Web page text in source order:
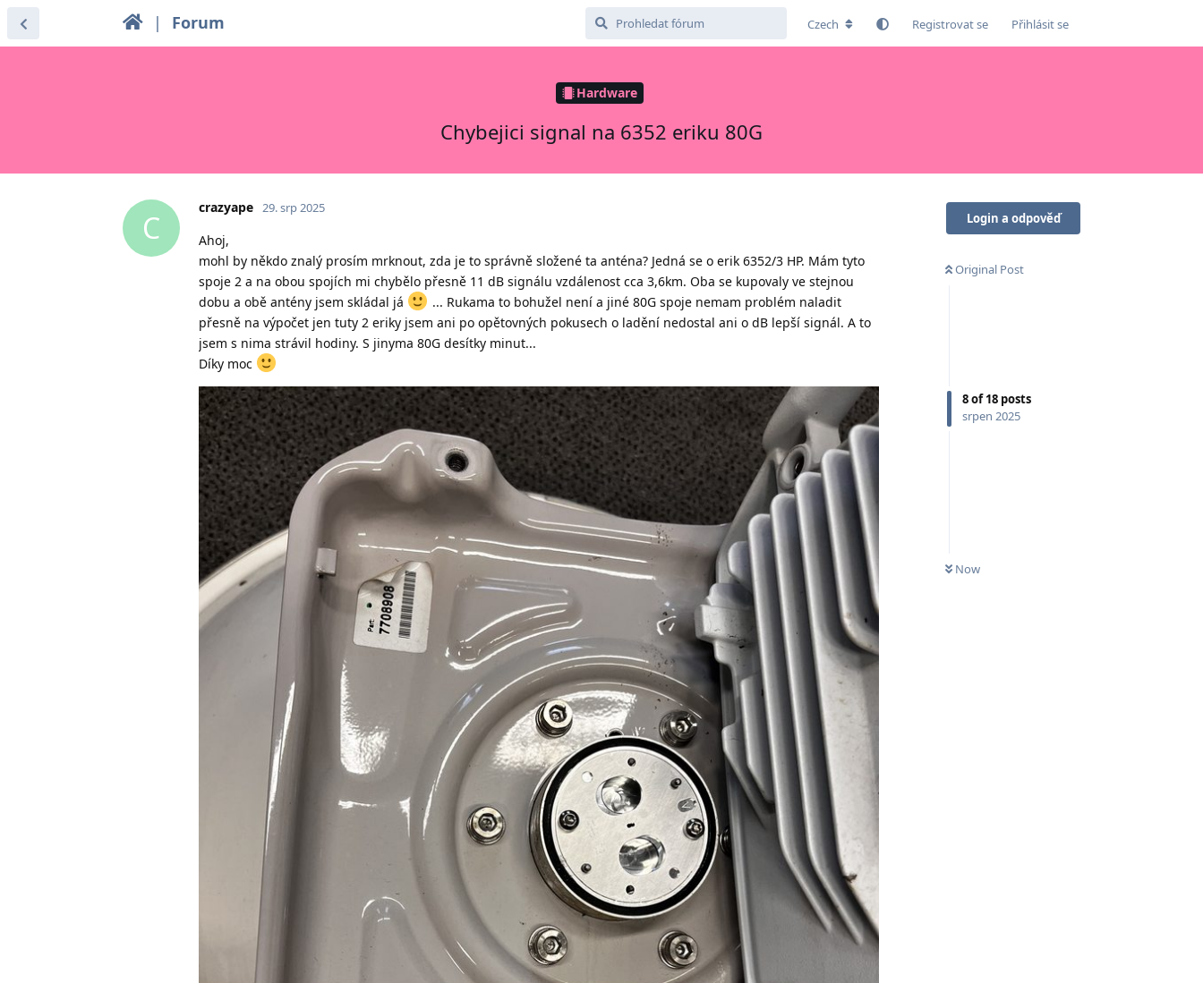
| Forum Czech Registrovat se Přihlásit se
Hardware
Chybejici signal na 6352 eriku 80G
Login a odpověď
Original Post
8of18 posts
srpen 2025
Now
C
crazyape 29. srp 2025
Ahoj,
mohl by někdo znalý prosím mrknout, zda je to správně složené ta anténa? Jedná se o erik 6352/3 HP. Mám tyto
spoje 2 a na obou spojích mi chybělo přesně 11 dB signálu vzdálenost cca 3,6km. Oba se kupovaly ve stejnou
dobu a obě antény jsem skládal já
... Rukama to bohužel není a jiné 80G spoje nemam problém naladit
přesně na výpočet jen tuty 2 eriky jsem ani po opětovných pokusech o ladění nedostal ani o dB lepší signál. A to
jsem s nima strávil hodiny. S jinyma 80G desítky minut...
Díky moc